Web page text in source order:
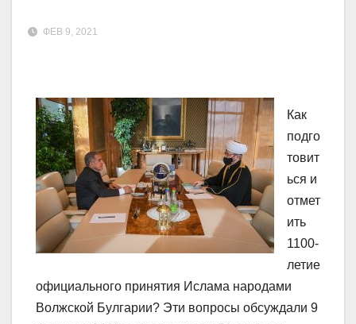
ФЕВ 9, 2021
Как
подго
товит
ься и
отмет
ить
1100-
летие
официального принятия Ислама народами
Волжской Булгарии? Эти вопросы обсуждали 9